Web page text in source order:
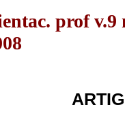
prof v.9